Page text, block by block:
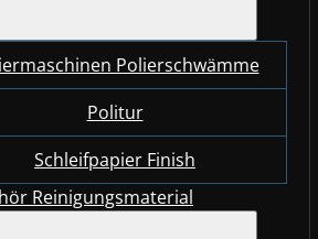
Polierschwämme
Politur
Schleifpapier Finish
Reinigungsmaterial